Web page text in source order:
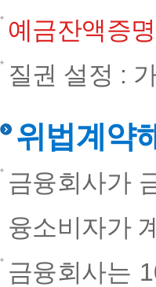
예금잔액증
질권 설정 :
위법계약
금융회사가
융소비자가
금융회사는